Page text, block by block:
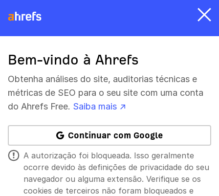
Bem-vindo à Ahrefs
Obtenha análises do site, auditorias técnicas e
métricas de SEO para o seu site com uma conta
do Ahrefs Free. Saiba mais ↗
Continuar com Google
A autorização foi bloqueada. Isso geralmente
ocorre devido às definições de privacidade do seu
navegador ou alguma extensão. Verifique se os
cookies de terceiros não foram bloqueados e